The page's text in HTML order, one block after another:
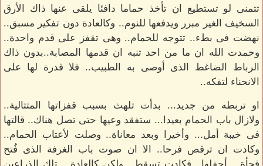
تتمنى لو تستطيع ان تأخذ حماما دافئا يلقى عنها ذاك الأرق
السخيف الغير مبرر ويدفعها للنوم.. وكالعادة دون تفكير مسبق..
نهضت فى بطء.. تتوجه للحمام.. وهى تقفز على قدم واحدة..
وحمدت الله ان ما من احد تنبه ان قدمها المصابة..بدون ذاك
الرباط الضاغط الذى أوصى به الطبيب.. فلا قدرة لها على
الانحناء لتفكه..
او تربطه من جديد... بدأت تلهث بسبب قفزاتها المتتالية..
ولازال باب الحمام بعيدا... ستفقد وعيها حتى تصل هناك.. قالتها
فى خيبة أمل... وأخيرا وبعد معاناة.. وصلت لأعتاب الحمام..
وكادت ان ترقص فرحا.. الا ان صوت باب الغرفة الذى فُتح